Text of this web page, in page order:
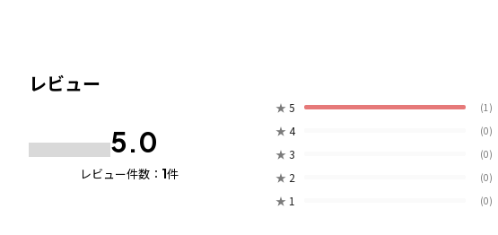
レビュー
5.0
レビュー件数： 1件
★ 5 (1)
★ 4 (0)
★ 3 (0)
★ 2 (0)
★ 1 (0)